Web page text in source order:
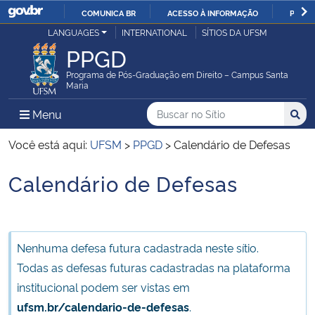
IR
O
COMUNICA BR ACESSO À INFORMAÇÃO
Ministério da Justiça e Segurança Pública
Ministério da Defesa
Ministério das Relações Exteriores
Ministério da Economia
Ministério da Agricultura, Pecuária e Abastecimento
Ministério da Educação
LANGUAGES INTERNATIONAL SÍTIOS DA UFSM
PPGD
Programa de Pós-Graduação em Direito – Campus Santa
Maria
Menu Menu Principal do Sítio
Busca
Buscar no no Sítio
Busca:
Você está aqui: UFSM > PPGD >Calendário de Defesas
Início do conteúdo
Calendário de Defesas
Nenhuma defesa futura cadastrada neste sítio.
Todas as defesas futuras cadastradas na plataforma
institucional podem ser vistas em
ufsm.br/calendario-de-defesas.